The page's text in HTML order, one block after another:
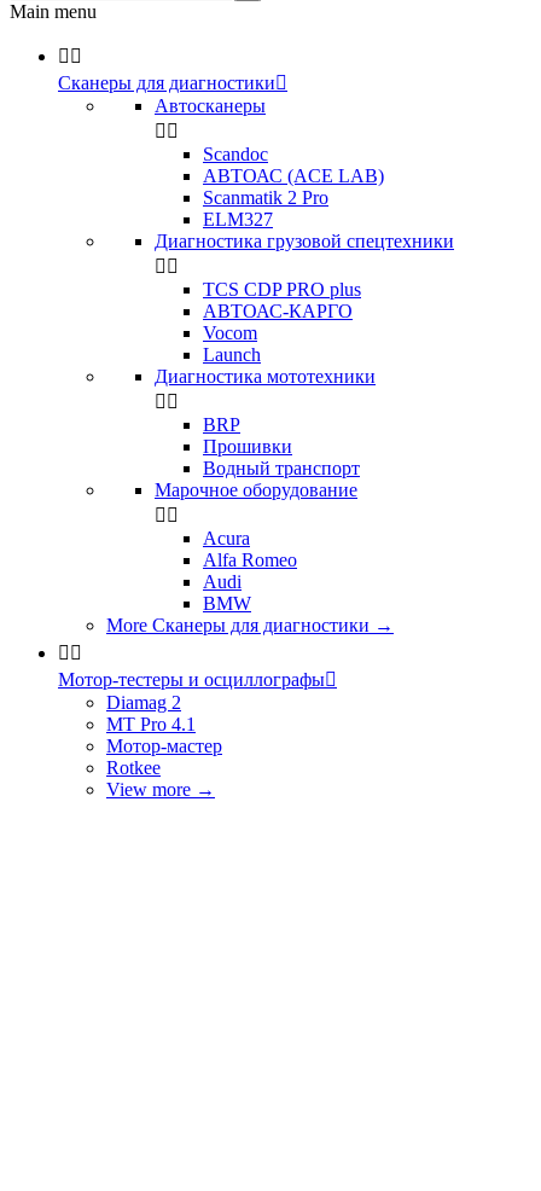
Main menu
 
Сканеры для диагностики
Автосканеры
 
Scandoc
АВТОАС (ACE LAB)
Scanmatik 2 Pro
ELM327
Диагностика грузовой спецтехники
 
TCS CDP PRO plus
АВТОАС-КАРГО
Vocom
Launch
Диагностика мототехники
 
BRP
Прошивки
Водный транспорт
Марочное оборудование
 
Acura
Alfa Romeo
Audi
BMW
More Сканеры для диагностики →
 
Мотор-тестеры и осциллографы
Diamag 2
MT Pro 4.1
Мотор-мастер
Rotkee
View more →